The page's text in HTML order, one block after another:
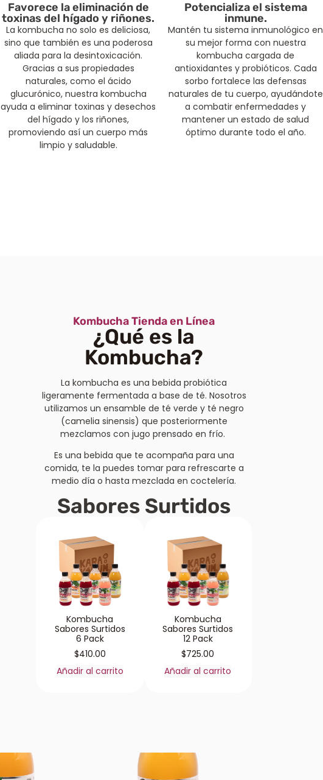
Favorece la eliminación de
toxinas del hígado y riñones.
La kombucha no solo es deliciosa,
sino que también es una poderosa
aliada para la desintoxicación.
Gracias a sus propiedades
naturales, como el ácido
glucurónico, nuestra kombucha
ayuda a eliminar toxinas y desechos
del hígado y los riñones,
promoviendo así un cuerpo más
limpio y saludable.
Potencializa el sistema
inmune.
Mantén tu sistema inmunológico en
su mejor forma con nuestra
kombucha cargada de
antioxidantes y probióticos. Cada
sorbo fortalece las defensas
naturales de tu cuerpo, ayudándote
a combatir enfermedades y
mantener un estado de salud
óptimo durante todo el año.
Kombucha Tienda en Línea
¿Qué es la
Kombucha?
La kombucha es una bebida probiótica
ligeramente fermentada a base de té. Nosotros
utilizamos un ensamble de té verde y té negro
(camelia sinensis) que posteriormente
mezclamos con jugo prensado en frío.
Es una bebida que te acompaña para una
comida, te la puedes tomar para refrescarte a
medio día o hasta mezclada en coctelería.
Sabores Surtidos
Kombucha
Sabores Surtidos
6 Pack
$410.00
Añadir al carrito
Kombucha
Sabores Surtidos
12 Pack
$725.00
Añadir al carrito